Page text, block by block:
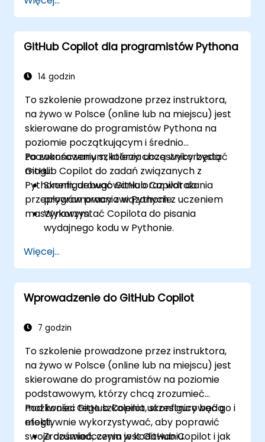
dzięki sugestiom kodu generowanym
przez AI.
Usprawnić przepływy pracy front-end
dzięki praktycznym strategiom integracji
Rozwiązywać problemy i debugować kod
GitHub Copilot dla programistów Pythona
14 godzin
To szkolenie prowadzone przez instruktora,
na żywo w Polsce (online lub na miejscu) jest
skierowane do programistów Pythona na
poziomie początkującym i średnio
zaawansowanym, którzy chcą wykorzystać
GitHub Copilot do zadań związanych z
Pythonem, debugowania oraz wdrażania
przepływów pracy związanych z uczeniem
maszynowym.
Po zakończeniu szkolenia uczestnicy będą
mogli:
Skonfigurować GitHub Copilot do
programowania w Pythonie.
Wykorzystać Copilota do pisania
wydajnego kodu w Pythonie.
użyciu sugestii generowanych przez AI.
Automatyzować powtarzalne zadania
programistyczne i zwiększać
efektywność przepływu pracy.
projektów związanych z uczeniem
Więcej...
Wprowadzenie do GitHub Copilot
7 godzin
To szkolenie prowadzone przez instruktora,
na żywo w Polsce (online lub na miejscu) jest
skierowane do programistów na poziomie
podstawowym, którzy chcą zrozumieć
możliwości GitHub Copilot, skonfigurować go i
efektywnie wykorzystywać, aby poprawić
swoje doświadczenia w kodowaniu.
Pod koniec tego szkolenia uczestnicy będą
mogli:
Zrozumieć, czym jest GitHub Copilot i jak